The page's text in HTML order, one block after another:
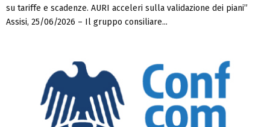
su tariffe e scadenze. AURI acceleri sulla validazione dei piani”
Assisi, 25/06/2026 – Il gruppo consiliare...